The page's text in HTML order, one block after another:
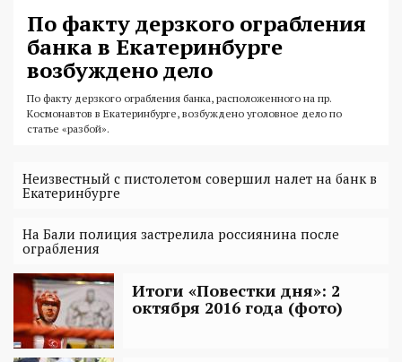
По факту дерзкого ограбления
банка в Екатеринбурге
возбуждено дело
По факту дерзкого ограбления банка, расположенного на пр.
Космонавтов в Екатеринбурге, возбуждено уголовное дело по
статье «разбой».
Неизвестный с пистолетом совершил налет на банк в
Екатеринбурге
На Бали полиция застрелила россиянина после
ограбления
Итоги «Повестки дня»: 2
октября 2016 года (фото)